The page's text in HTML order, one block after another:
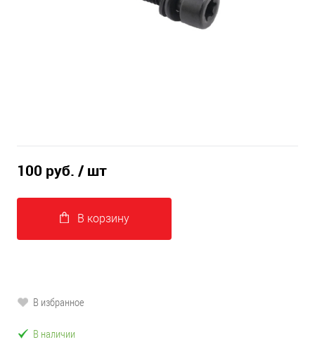
100 руб. / шт
В корзину
В избранное
В наличии